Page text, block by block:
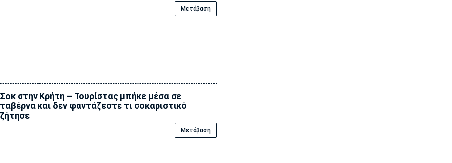
Μετάβαση
Σοκ στην Κρήτη – Τουρίστας μπήκε μέσα σε
ταβέρνα και δεν φαντάζεστε τι σοκαριστικό
ζήτησε
Μετάβαση